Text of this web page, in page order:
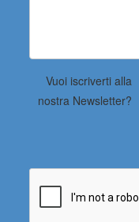
Vuoi iscriverti alla
nostra Newsletter?